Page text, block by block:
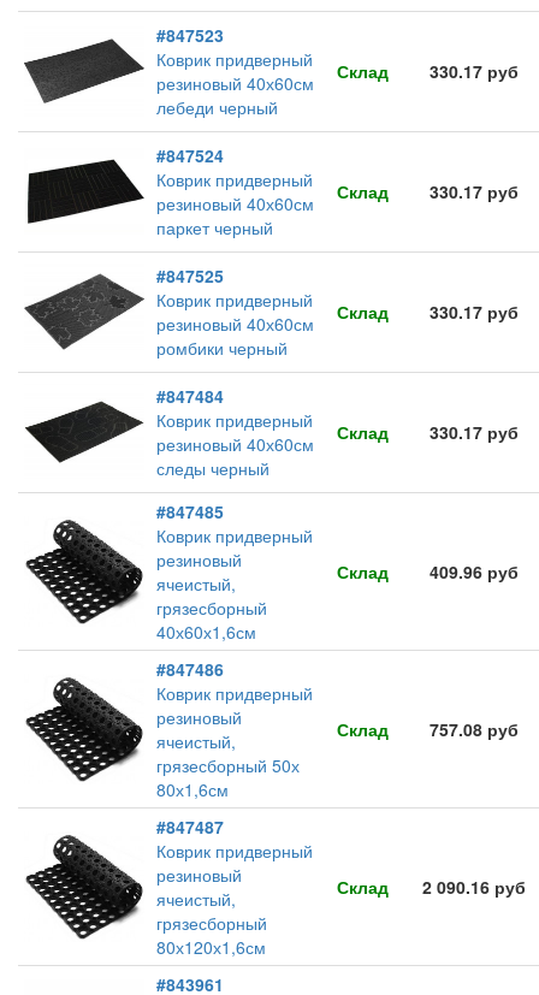
#847523
Коврик придверный
резиновый 40х60см
лебеди черный
Склад 330.17 руб
#847524
Коврик придверный
резиновый 40х60см
паркет черный
Склад 330.17 руб
#847525
Коврик придверный
резиновый 40х60см
ромбики черный
Склад 330.17 руб
#847484
Коврик придверный
резиновый 40х60см
следы черный
Склад 330.17 руб
#847485
Коврик придверный
резиновый
ячеистый,
грязесборный
40х60х1,6см
Склад 409.96 руб
#847486
Коврик придверный
резиновый
ячеистый,
грязесборный 50х
80х1,6см
Склад 757.08 руб
#847487
Коврик придверный
резиновый
ячеистый,
грязесборный
80х120х1,6см
Склад 2 090.16 руб
#843961